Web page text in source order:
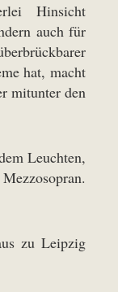
Hinsicht
auch für
hat, macht
mitunter den
Leuchten,
zu Leipzig